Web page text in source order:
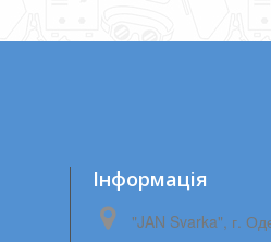
Iнформація
"JAN Svarka", г.